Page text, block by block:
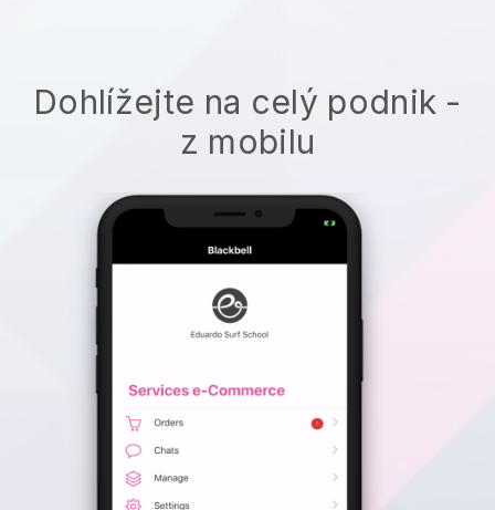
Dohlížejte na celý podnik -
z mobilu